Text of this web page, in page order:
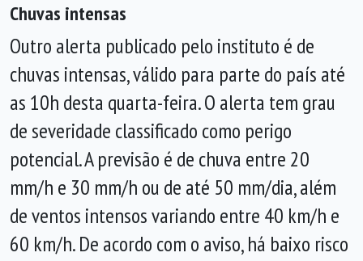
Chuvas intensas
Outro alerta publicado pelo instituto é de
chuvas intensas, válido para parte do país até
as 10h desta quarta-feira. O alerta tem grau
de severidade classificado como perigo
potencial. A previsão é de chuva entre 20
mm/h e 30 mm/h ou de até 50 mm/dia, além
de ventos intensos variando entre 40 km/h e
60 km/h. De acordo com o aviso, há baixo risco